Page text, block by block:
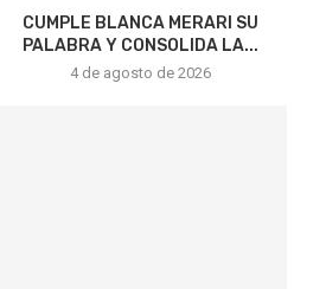
CUMPLE BLANCA MERARI SU
PALABRA Y CONSOLIDA LA...
4 de agosto de 2026